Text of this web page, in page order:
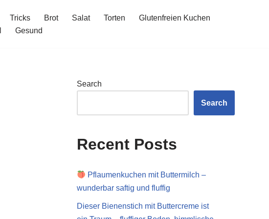
Tricks Brot Salat Torten
Glutenfreien Kuchen
Gesund
Search
Search
Recent Posts
Pflaumenkuchen mit Buttermilch –
wunderbar saftig und fluffig
Dieser Bienenstich mit Buttercreme ist